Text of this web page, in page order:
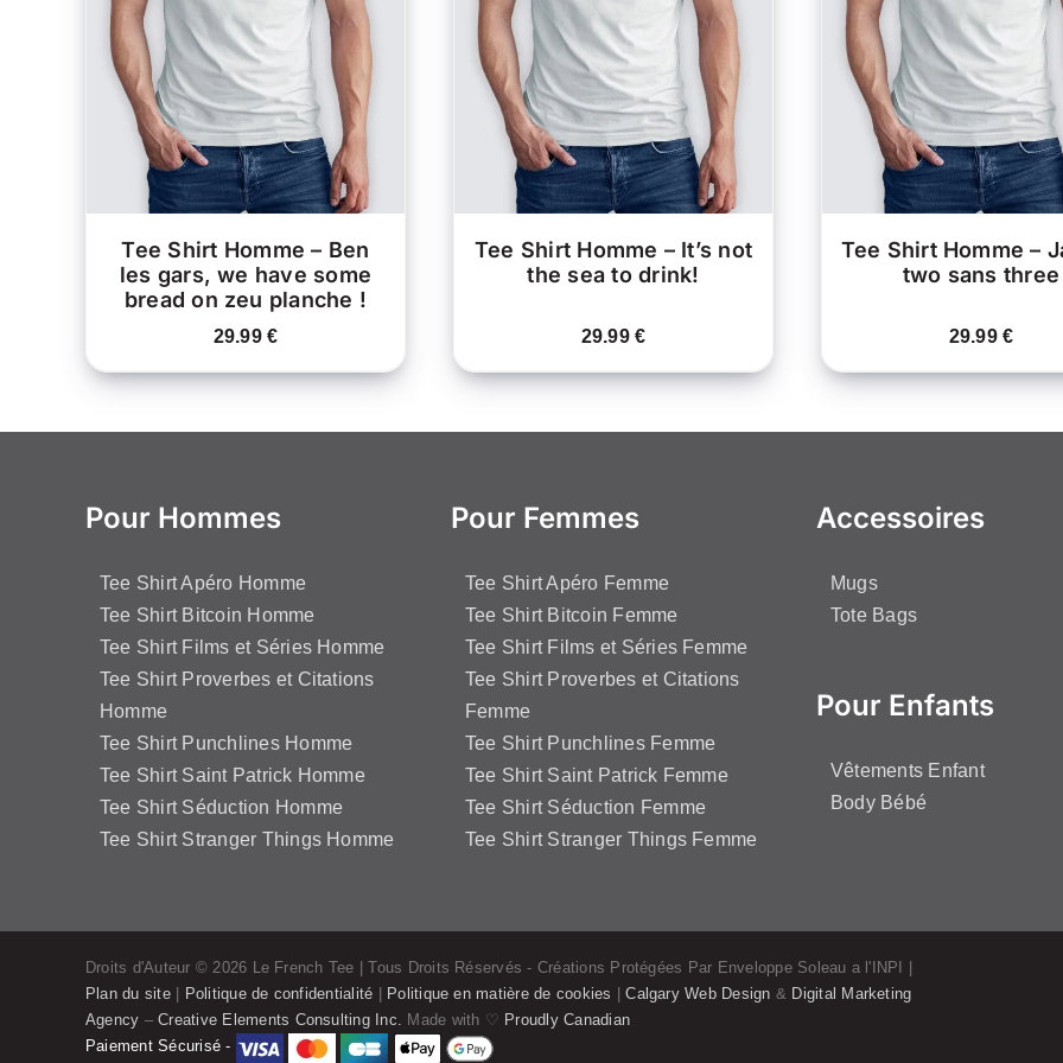
CHOIX DES OPTIONS
CE
PRODUIT
PLUSIEURS
VARIATIONS.
LES
OPTIONS
PEUVENT
ÊTRE
CHOISIES
LA
PAGE
DU
PRODUIT
/
APERÇU
Tee Shirt Homme – Ben
les gars, we have some
bread on zeu planche !
29.99€
CHOIX DES OPTIONS
CE
PRODUIT
PLUSIEURS
VARIATIONS.
LES
OPTIONS
PEUVENT
ÊTRE
CHOISIES
LA
PAGE
DU
/
APERÇU
Tee Shirt Homme – It’s not
the sea to drink!
29.99€
CHOIX DES OPTIONS
APERÇU
Tee Shirt Homme –
two sans three
29.99€
Pour Hommes
Tee Shirt Apéro Homme
Tee Shirt Bitcoin Homme
Tee Shirt Films et Séries Homme
Tee Shirt Proverbes et Citations
Homme
Tee Shirt Punchlines Homme
Tee Shirt Saint Patrick Homme
Tee Shirt Séduction Homme
Tee Shirt Stranger Things Homme
Pour Femmes
Tee Shirt Apéro Femme
Tee Shirt Bitcoin Femme
Tee Shirt Films et Séries Femme
Tee Shirt Proverbes et Citations
Femme
Tee Shirt Punchlines Femme
Tee Shirt Saint Patrick Femme
Tee Shirt Séduction Femme
Tee Shirt Stranger Things Femme
Accessoires
Mugs
Tote Bags
Pour Enfants
Vêtements Enfant
Body Bébé
Droits d'Auteur © 2026 Le French Tee | Tous Droits Réservés - Créations Protégées Par Enveloppe Soleau a l'INPI |
Plan du site| Politique de confidentialité Politique en matière de cookies |Calgary Web Design & Digital Marketing
Agency –Creative Elements Consulting Inc. Made with ♡ Proudly Canadian
Paiement Sécurisé -